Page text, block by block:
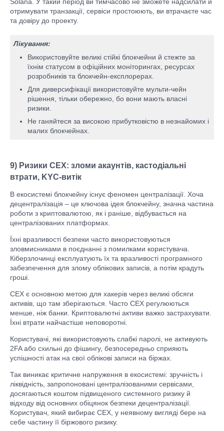
отримувати транзакції, сервіси простоюють, ви втрачаєте час
та довіру до проекту.
Лікування:
Використовуйте великі стійкі блокчейни й стежте за
їхнім статусом в офіційних моніторингах, ресурсах
розробників та блокчейн-експлорерах.
Для диверсифікації використовуйте мульти-чейн
рішення, тільки обережно, бо вони мають власні
ризики.
Не ганяйтеся за високою прибутковістю в незнайомих і
малих блокчейнах.
9) Ризики CEX: зломи акаунтів, кастодіальні
втрати, KYC-витік
В екосистемі блокчейну існує феномен централізації. Хоча
децентралізація – це ключова ідея блокчейну, значна частина
роботи з криптовалютою, як і раніше, відбувається на
централізованих платформах.
Їхні вразливості безпеки часто використовуються
зловмисниками в поєднанні з помилками користувача.
Кіберзлочинці експлуатують їх та вразливості програмного
забезпечення для злому облікових записів, а потім крадуть
гроші.
CEX є основною метою для хакерів через великі обсяги
активів, що там зберігаються. Часто CEX регулюються
менше, ніж банки. Криптовалютні активи важко застрахувати.
Їхні втрати найчастіше неповоротні.
Користувачі, які використовують слабкі паролі, не активують
2FA або схильні до фішингу, безпосередньо сприяють
успішності атак на свої облікові записи на біржах.
Так виникає критичне напруження в екосистемі: зручність і
ліквідність, запропоновані централізованими сервісами,
досягаються коштом підвищеного системного ризику й
відходу від основних обіцянок безпеки децентралізації.
Користувач, який вибирає CEX, у неявному вигляді бере на
себе частину її біржового ризику.